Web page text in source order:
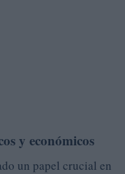
y económicos
un papel crucial en